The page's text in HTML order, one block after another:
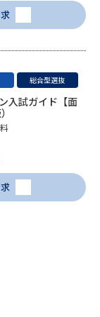
状況の確認
カタログ
総合型選抜
入試ガイド【面